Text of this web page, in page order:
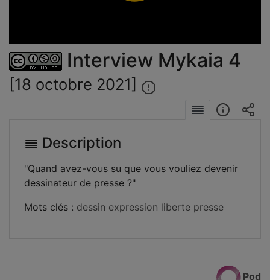
vidéo
Interview Mykaia 4
[18 octobre 2021]
Description
"Quand avez-vous su que vous vouliez devenir
dessinateur de presse ?"
Mots clés : dessin expression liberte presse
Pod